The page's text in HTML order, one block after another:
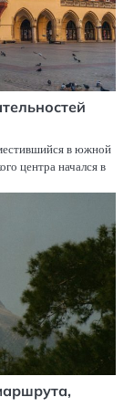
в южной
центра начался в